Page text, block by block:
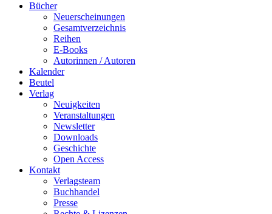
Bücher
Neuerscheinungen
Gesamtverzeichnis
Reihen
E-Books
Autorinnen / Autoren
Kalender
Beutel
Verlag
Neuigkeiten
Veranstaltungen
Newsletter
Downloads
Geschichte
Open Access
Kontakt
Verlagsteam
Buchhandel
Presse